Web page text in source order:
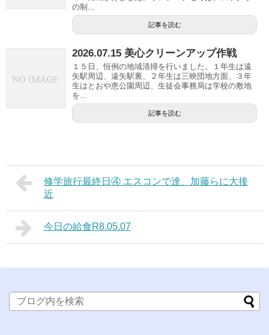
の制...
記事を読む
2026.07.15 美心クリーンアップ作戦
１５日、恒例の地域清掃を行いました。１年生は遠
矢駅周辺、遠矢駅裏、２年生は三映団地方面、３年
生はとおや恵公園周辺、生徒会事務局は学校の敷地
を...
記事を読む
修学旅行最終日④ エスコンで達、加藤らに大接
近
今日の給食R8.05.07